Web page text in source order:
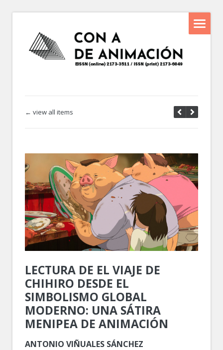
← view all items
LECTURA DE EL VIAJE DE
CHIHIRO DESDE EL
SIMBOLISMO GLOBAL
MODERNO: UNA SÁTIRA
MENIPEA DE ANIMACIÓN
ANTONIO VIÑUALES SÁNCHEZ